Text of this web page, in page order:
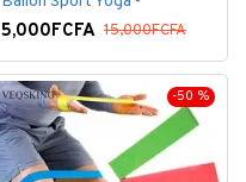
5,000FCFA 15,000FCFA
-50 %